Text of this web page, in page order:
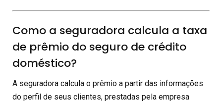
Como a seguradora calcula a taxa
de prêmio do seguro de crédito
doméstico?
A seguradora calcula o prêmio a partir das informações
do perfil de seus clientes, prestadas pela empresa